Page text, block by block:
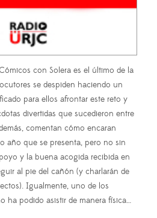
con Solera es el último de la
se despiden haciendo un
para ellos afrontar este reto y
divertidas que sucedieron entre
comentan cómo encaran
año que se presenta, pero no sin
y la buena acogida recibida en
al pie del cañón (y charlarán de
Igualmente, uno de los
ha podido asistir de manera física…